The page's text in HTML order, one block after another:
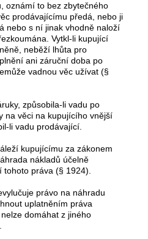
oznámí to bez zbytečného
prodávajícímu předá, nebo ji
nebo s ní jinak vhodně naloží
Vytkl-li kupující
neběží lhůta pro
ani záruční doba po
vadnou věc užívat (§
způsobila-li vadu po
na věci na kupujícího vnější
li vadu prodávající.
kupujícímu za zákonem
nákladů účelně
tohoto práva (§ 1924).
právo na náhradu
uplatněním práva
domáhat z jiného